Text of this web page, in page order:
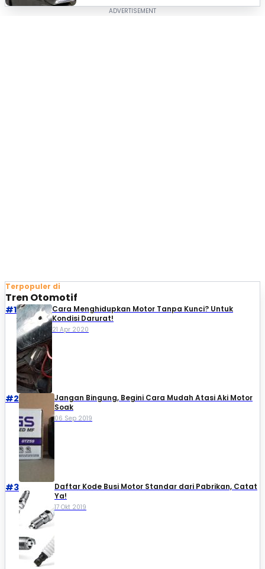
Terpopuler di
Tren Otomotif
#1
Cara Menghidupkan Motor Tanpa Kunci? Untuk
Kondisi Darurat!
21 Apr 2020
#2
Jangan Bingung, Begini Cara Mudah Atasi Aki Motor
Soak
06 Sep 2019
#3
Daftar Kode Busi Motor Standar dari Pabrikan, Catat
Ya!
17 Okt 2019